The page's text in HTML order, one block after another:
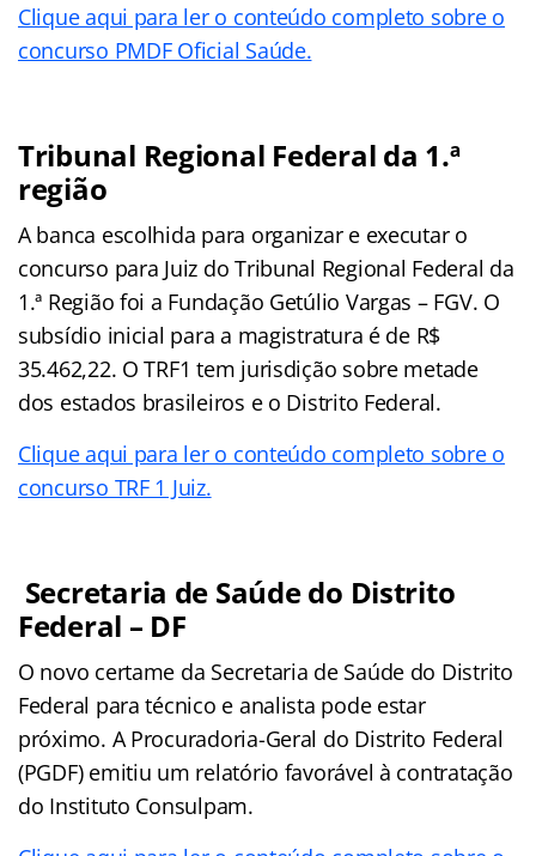
Clique aqui para ler o conteúdo completo sobre o
concurso PMDF Oficial Saúde.
Tribunal Regional Federal da 1.ª
região
A banca escolhida para organizar e executar o
concurso para Juiz do Tribunal Regional Federal da
1.ª Região foi a Fundação Getúlio Vargas – FGV. O
subsídio inicial para a magistratura é de R$
35.462,22. O TRF1 tem jurisdição sobre metade
dos estados brasileiros e o Distrito Federal.
Clique aqui para ler o conteúdo completo sobre o
concurso TRF 1 Juiz.
Secretaria de Saúde do Distrito
Federal – DF
O novo certame da Secretaria de Saúde do Distrito
Federal para técnico e analista pode estar
próximo. A Procuradoria-Geral do Distrito Federal
(PGDF) emitiu um relatório favorável à contratação
do Instituto Consulpam.